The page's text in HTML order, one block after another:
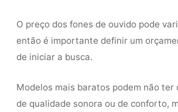
O preço dos fones de ouvido pode
então é importante definir um
de iniciar a busca.
Modelos mais baratos podem não ter
de qualidade sonora ou de conforto,